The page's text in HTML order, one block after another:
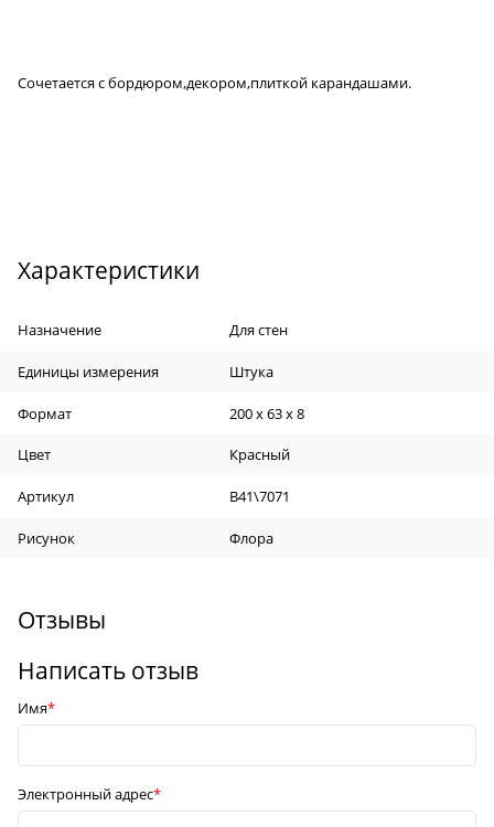
Сочетается с бордюром,декором,плиткой карандашами.
Характеристики
Назначение Для стен
Единицы измерения Штука
Формат 200 х 63 х 8
Цвет Красный
Артикул B41\7071
Рисунок Флора
Отзывы
Написать отзыв
Имя
Электронный адрес